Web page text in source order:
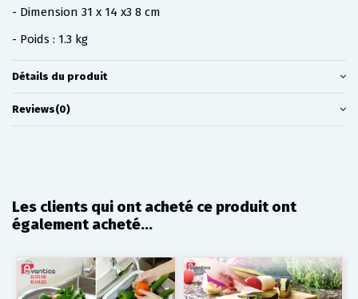
- Dimension 31 x 14 x3 8 cm
- Poids : 1.3 kg
Détails du produit
Reviews(0)
Les clients qui ont acheté ce produit ont
également acheté...